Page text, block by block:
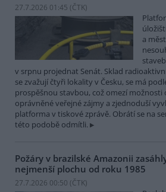
27.7.2026 01:45 (ČTK)
a
v srpnu projednat Senát. Sklad
se zvažují čtyři lokality v Česku, se má
prospěšnou stavbou, což omezí možnosti
oprávněné veřejné zájmy a zjednoduší
platforma v tiskové zprávě. Obrátí se na
této podobě odmítli.
Požáry v brazilské Amazonii
nejmenší plochu od roku 1985
27.7.2026 00:50 (ČTK)